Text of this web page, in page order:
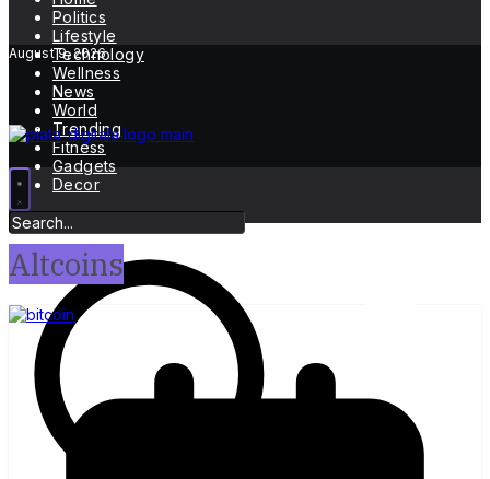
Politics
Lifestyle
Technology
Wellness
News
World
Trending
Fitness
Gadgets
Decor
August 9, 2026
Altcoins